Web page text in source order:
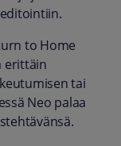
to Home
erittäin
tai
Neo palaa